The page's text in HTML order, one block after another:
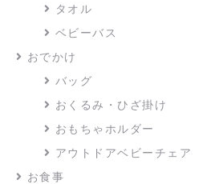
タオル
ベビーバス
おでかけ
バッグ
おくるみ・ひざ掛け
おもちゃホルダー
アウトドアベビーチェア
お食事